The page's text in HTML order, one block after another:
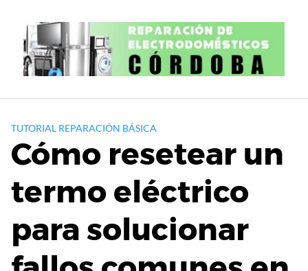
TUTORIAL REPARACIÓN BÁSICA
Cómo resetear un
termo eléctrico
para solucionar